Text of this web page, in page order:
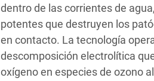
dentro de las corrientes de
potentes que destruyen los
en contacto. La tecnología
descomposición electrolítica
oxígeno en especies de ozono